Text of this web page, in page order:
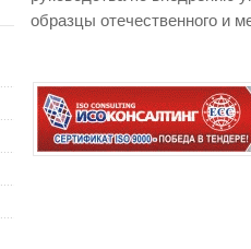
образцы отечественного и